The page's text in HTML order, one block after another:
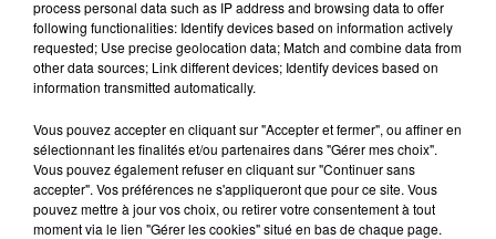
process personal data such as IP address and browsing data to offer
following functionalities: Identify devices based on information actively
requested; Use precise geolocation data; Match and combine data from
other data sources; Link different devices; Identify devices based on
information transmitted automatically.
Vous pouvez accepter en cliquant sur "Accepter et fermer", ou affiner en
sélectionnant les finalités et/ou partenaires dans "Gérer mes choix".
Vous pouvez également refuser en cliquant sur "Continuer sans
accepter". Vos préférences ne s'appliqueront que pour ce site. Vous
pouvez mettre à jour vos choix, ou retirer votre consentement à tout
moment via le lien "Gérer les cookies" situé en bas de chaque page.